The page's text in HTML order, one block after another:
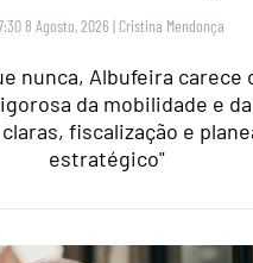
8 Agosto, 2026 | Cristina Mendonça
nunca, Albufeira carece
da mobilidade e
fiscalização e
estratégico"